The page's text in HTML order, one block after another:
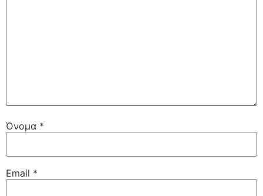
Όνομα *
Email *